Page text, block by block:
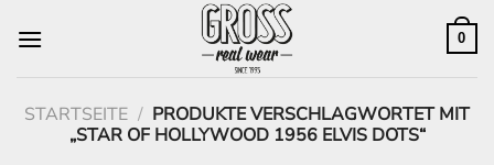
Inhalt
0
STARTSEITE / PRODUKTE VERSCHLAGWORTET MIT
„STAR OF HOLLYWOOD 1956 ELVIS DOTS“